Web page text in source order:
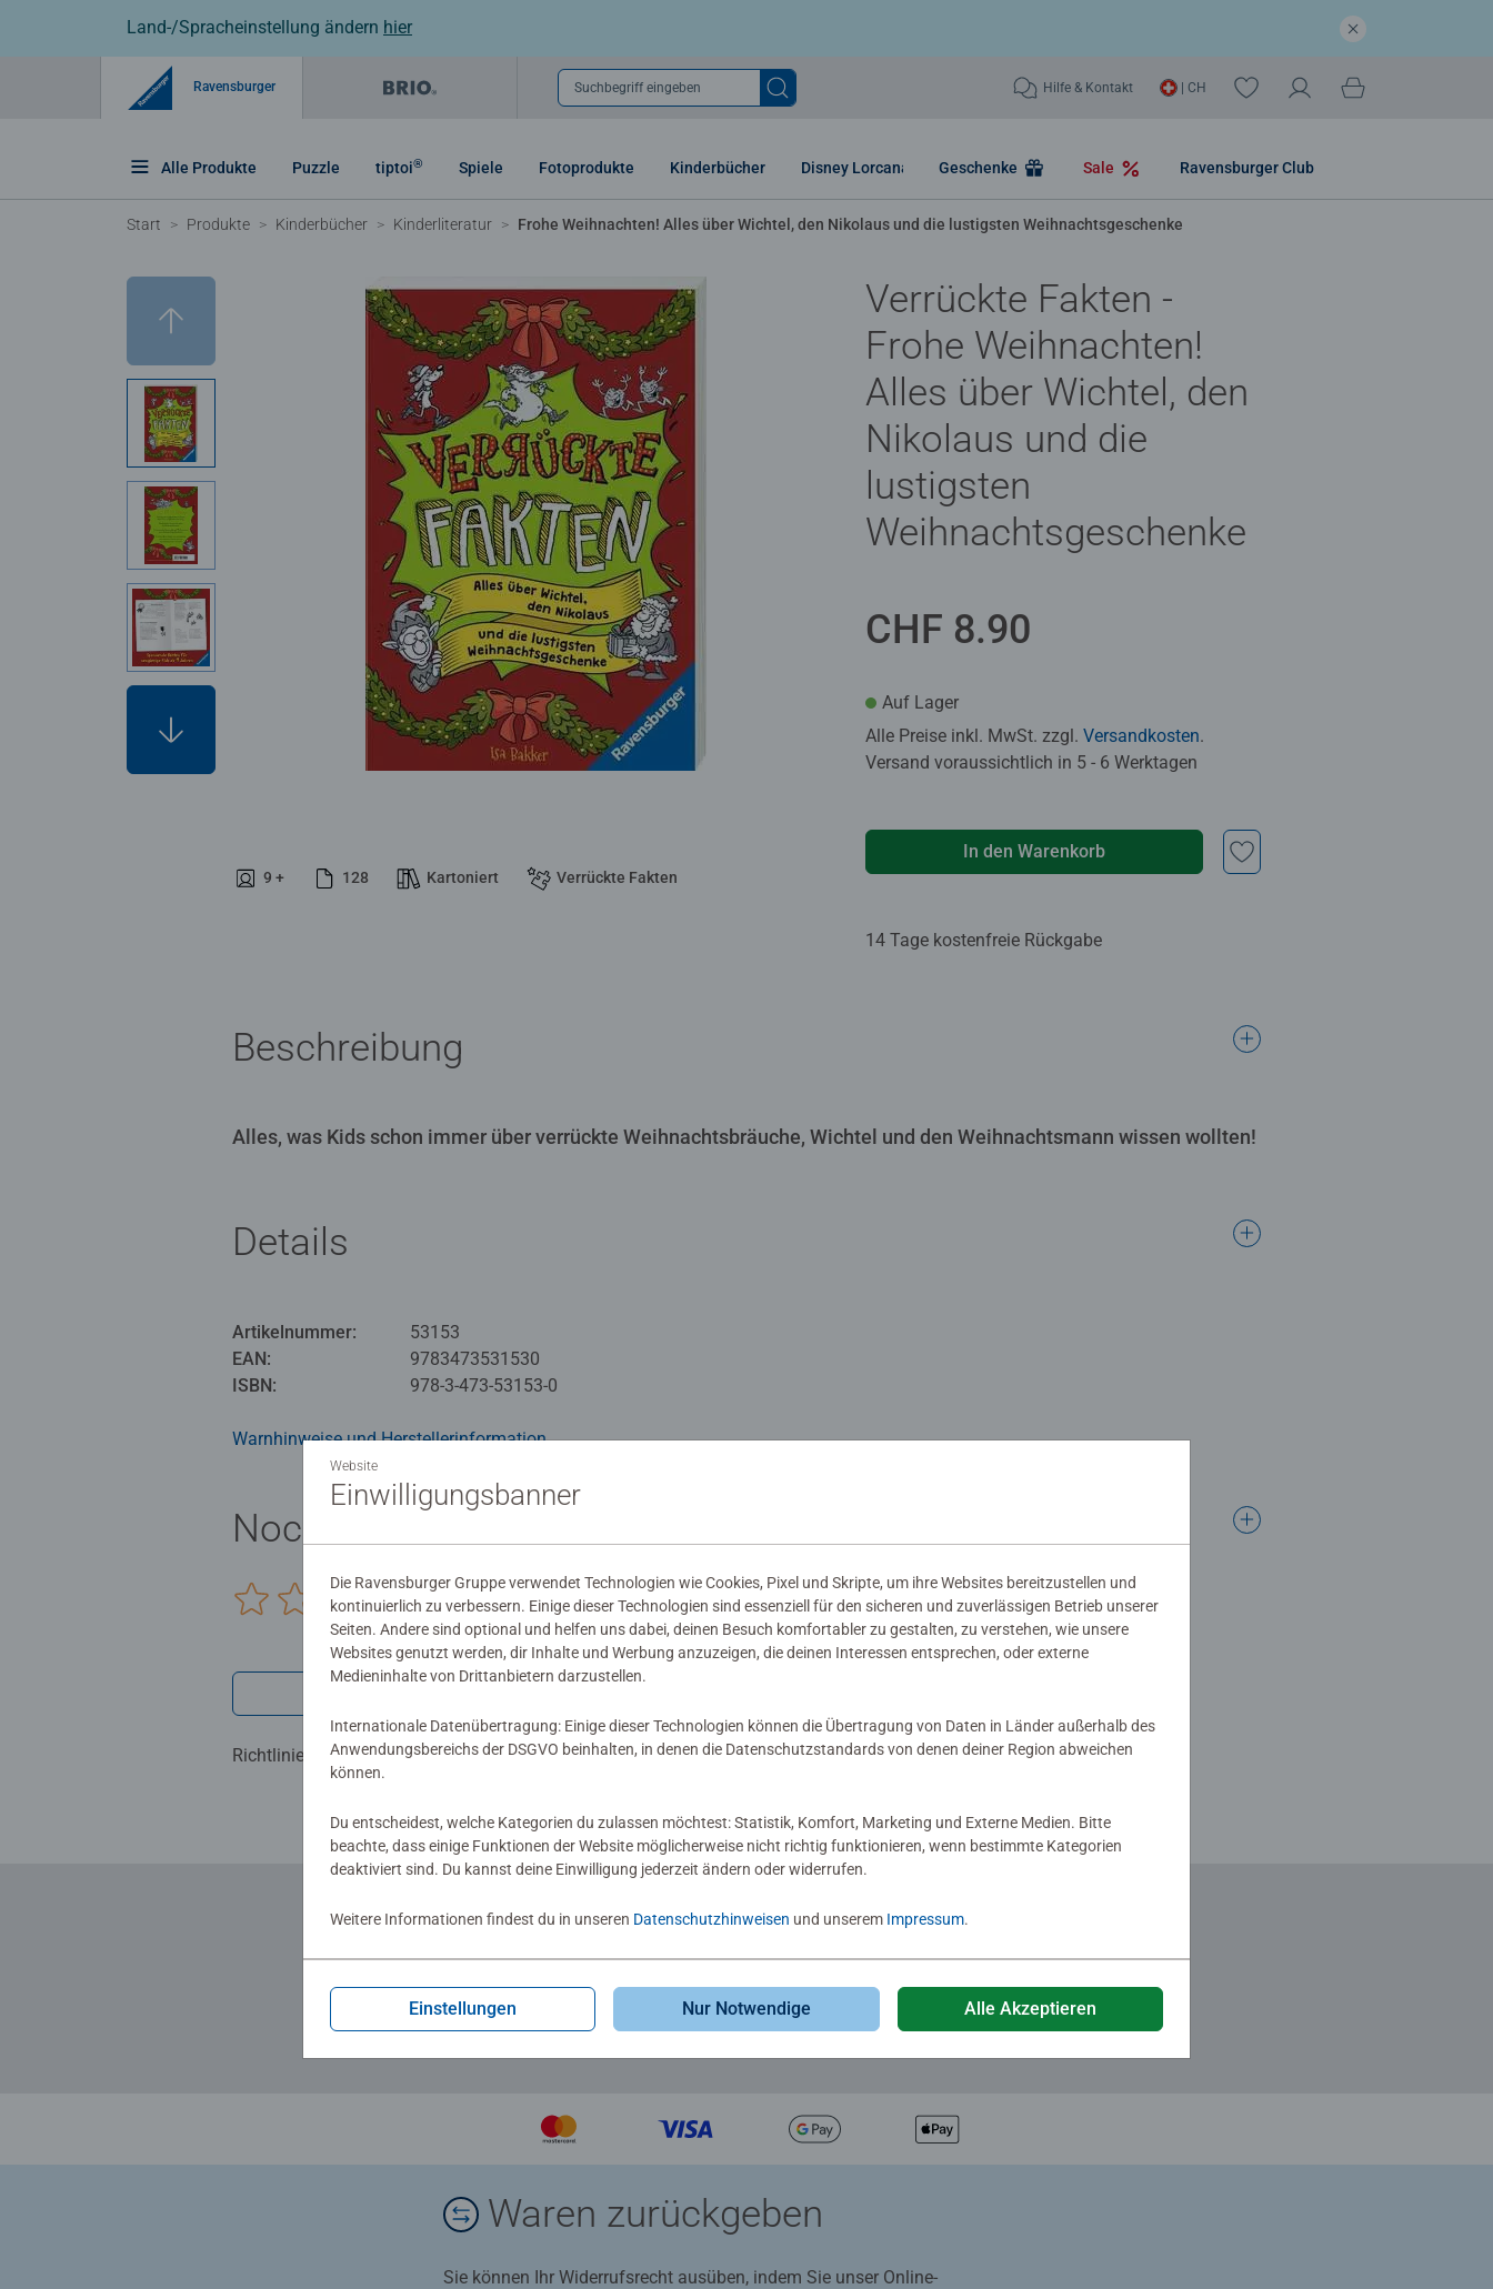
Land-/Spracheinstellung ändern hier
Ravensburger Suchbegriff eingeben Hilfe & Kontakt | CH
Alle Produkte Puzzle tiptoi® Spiele Fotoprodukte Kinderbücher Disney Lorcana Geschenke Sale Ravensburger Club
Start Produkte Kinderbücher Kinderliteratur Frohe Weihnachten! Alles über Wichtel, den Nikolaus und die lustigsten Weihnachtsgeschenke
9 + 128 Kartoniert Verrückte Fakten
Verrückte Fakten -
Frohe Weihnachten!
Alles über Wichtel, den
Nikolaus und die
lustigsten
Weihnachtsgeschenke
CHF 8.90
Auf Lager
Alle Preise inkl. MwSt. zzgl. Versandkosten.
Versand voraussichtlich in 5 - 6 Werktagen
In den Warenkorb
14 Tage kostenfreie Rückgabe
Beschreibung
Alles, was Kids schon immer über verrückte Weihnachtsbräuche, Wichtel und den Weihnachtsmann wissen wollten!
Details
Artikelnummer:
53153
EAN:
9783473531530
ISBN:
978-3-473-53153-0
Warnhinweise und Herstellerinformation
Noch keine Bewertungen abgegeben
0/0
Richtlinien für Bewertungen
Zum Newsletter anmelden
Waren zurückgeben
Sie können Ihr Widerrufsrecht ausüben, indem Sie unser Online-
Website
Einwilligungsbanner
Die Ravensburger Gruppe verwendet Technologien wie Cookies, Pixel und Skripte, um ihre Websites bereitzustellen und
kontinuierlich zu verbessern. Einige dieser Technologien sind essenziell für den sicheren und zuverlässigen Betrieb unserer
Seiten. Andere sind optional und helfen uns dabei, deinen Besuch komfortabler zu gestalten, zu verstehen, wie unsere
Websites genutzt werden, dir Inhalte und Werbung anzuzeigen, die deinen Interessen entsprechen, oder externe
Medieninhalte von Drittanbietern darzustellen.
Internationale Datenübertragung: Einige dieser Technologien können die Übertragung von Daten in Länder außerhalb des
Anwendungsbereichs der DSGVO beinhalten, in denen die Datenschutzstandards von denen deiner Region abweichen
können.
Du entscheidest, welche Kategorien du zulassen möchtest: Statistik, Komfort, Marketing und Externe Medien. Bitte
beachte, dass einige Funktionen der Website möglicherweise nicht richtig funktionieren, wenn bestimmte Kategorien
deaktiviert sind. Du kannst deine Einwilligung jederzeit ändern oder widerrufen.
Weitere Informationen findest du in unseren Datenschutzhinweisen und unserem Impressum.
Einstellungen Nur Notwendige Alle Akzeptieren